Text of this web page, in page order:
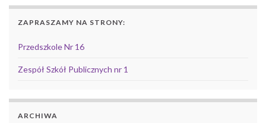
ZAPRASZAMY NA STRONY:
Przedszkole Nr 16
Zespół Szkół Publicznych nr 1
ARCHIWA